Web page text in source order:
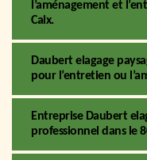
l’aménagement et
Caix.
Daubert elagage
pour l’entretien ou
Entreprise Daubert
professionnel dans le